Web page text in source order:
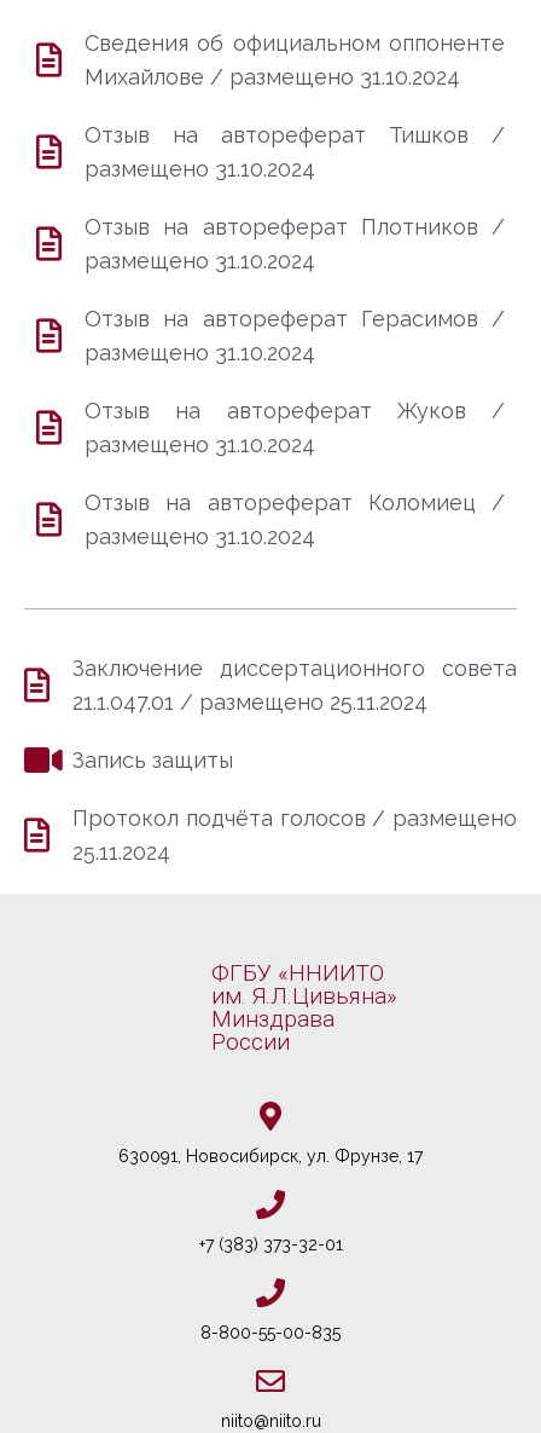
Сведения об официальном оппоненте
Михайлове / размещено 31.10.2024
Отзыв на автореферат Тишков /
размещено 31.10.2024
Отзыв на автореферат Плотников /
размещено 31.10.2024
Отзыв на автореферат Герасимов /
размещено 31.10.2024
Отзыв на автореферат Жуков /
размещено 31.10.2024
Отзыв на автореферат Коломиец /
размещено 31.10.2024
Заключение диссертационного совета
21.1.047.01 / размещено 25.11.2024
Запись защиты
Протокол подчёта голосов / размещено
25.11.2024
ФГБУ «ННИИТО
им. Я.Л.Цивьяна»
Минздрава
России
630091, Новосибирcк, ул. Фрунзе, 17
+7 (383) 373-32-01
8-800-55-00-835
niito@niito.ru